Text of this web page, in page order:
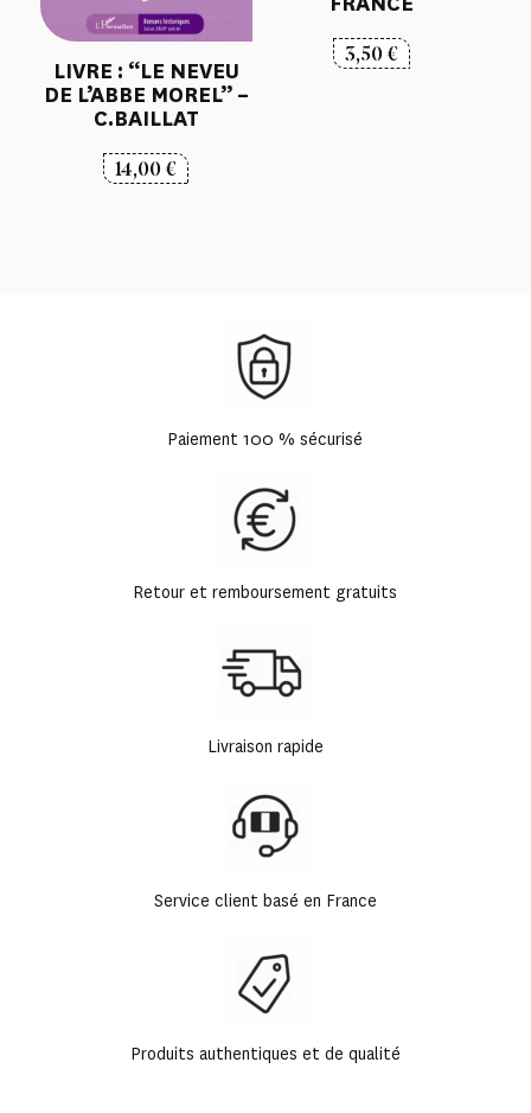
LIVRE : “LE NEVEU
DE L’ABBE MOREL” –
C.BAILLAT
14,00€
3,50€
Paiement 100 % sécurisé
Retour et remboursement gratuits
Livraison rapide
Service client basé en France
Produits authentiques et de qualité